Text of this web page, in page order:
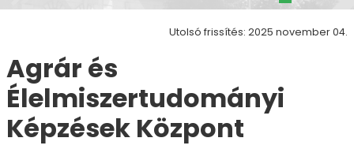
Utolsó frissítés: 2025 november 04.
Agrár és
Élelmiszertudományi
Képzések Központ